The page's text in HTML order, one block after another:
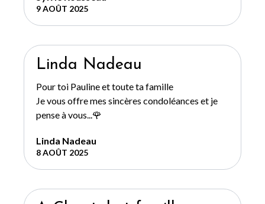
9 AOÛT 2025
Linda Nadeau
Pour toi Pauline et toute ta famille
Je vous offre mes sincères condoléances et je
pense à vous...🌹
Linda Nadeau
8 AOÛT 2025